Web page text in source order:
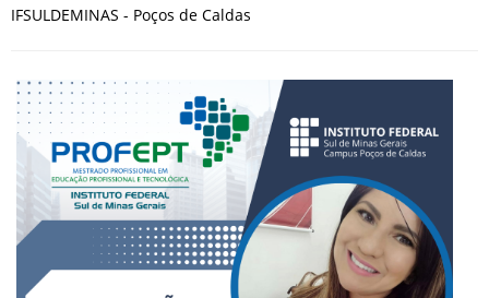
IFSULDEMINAS - Poços de Caldas